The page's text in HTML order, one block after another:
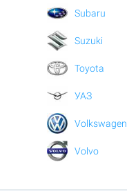
Subaru
Suzuki
Toyota
УАЗ
Volkswagen
Volvo